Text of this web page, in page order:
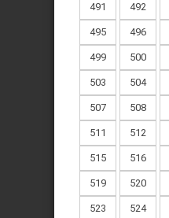
491 492
495 496
499 500
503 504
507 508
511 512
515 516
519 520
523 524